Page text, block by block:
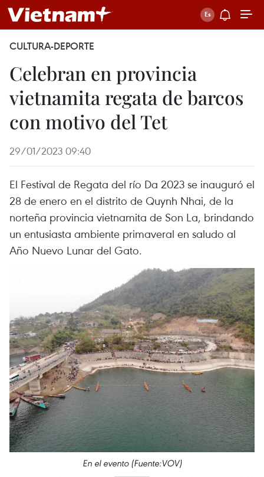
CULTURA-DEPORTE
Celebran en provincia
vietnamita regata de barcos
con motivo del Tet
29/01/2023 09:40
El Festival de Regata del río Da 2023 se inauguró el
28 de enero en el distrito de Quynh Nhai, de la
norteña provincia vietnamita de Son La, brindando
un entusiasta ambiente primaveral en saludo al
Año Nuevo Lunar del Gato.
En el evento (Fuente:VOV)